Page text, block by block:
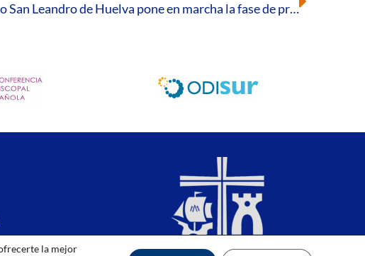
El Instituto Teológico San Leandro de Huelva pone en marcha la fase de preinscripción para adquirir la DECA
la mejor